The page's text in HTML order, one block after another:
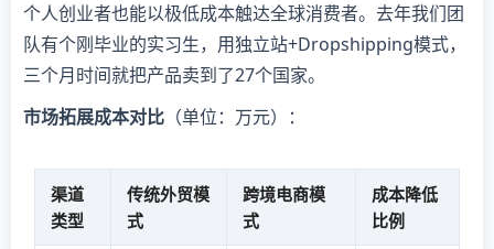
个人创业者也能以极低成本触达全球消费者。去年我们团
队有个刚毕业的实习生，用独立站+Dropshipping模式，
三个月时间就把产品卖到了27个国家。
​市场拓展成本对比​ ​（单位：万元）：
渠道
类型
传统外贸模
式
跨境电商模
式
成本降低
比例